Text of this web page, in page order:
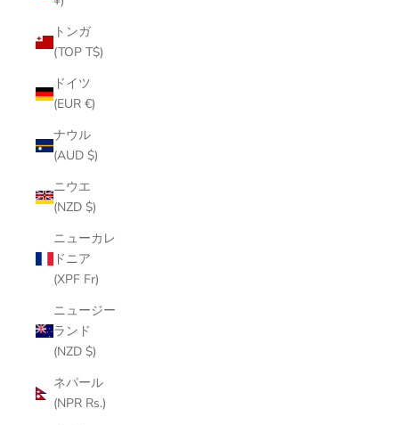
トンガ
(TOP T$)
ドイツ
(EUR €)
ナウル
(AUD $)
ニウエ
(NZD $)
ニューカレ
ドニア
(XPF Fr)
ニュージー
ランド
(NZD $)
ネパール
(NPR Rs.)